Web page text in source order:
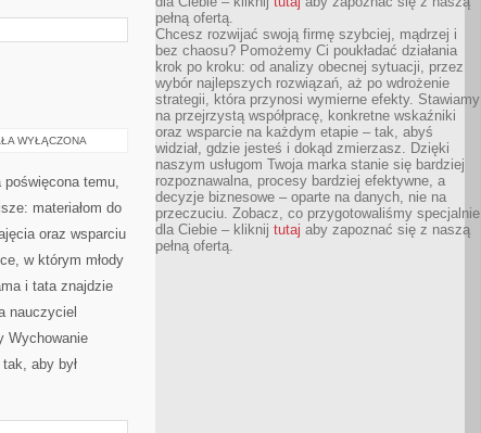
WYŁĄCZONA
temu,
materiałom do
oraz wsparciu
w którym młody
i tata znajdzie
nauczyciel
Wychowanie
aby był
pełną ofertą.
Chcesz rozwijać swoją firmę szybciej, mądrzej i
bez chaosu? Pomożemy Ci poukładać działania
krok po kroku: od analizy obecnej sytuacji, przez
wybór najlepszych rozwiązań, aż po wdrożenie
strategii, która przynosi wymierne efekty. Stawiamy
na przejrzystą współpracę, konkretne wskaźniki
oraz wsparcie na każdym etapie – tak, abyś
widział, gdzie jesteś i dokąd zmierzasz. Dzięki
naszym usługom Twoja marka stanie się bardziej
rozpoznawalna, procesy bardziej efektywne, a
decyzje biznesowe – oparte na danych, nie na
przeczuciu. Zobacz, co przygotowaliśmy specjalnie
dla Ciebie – kliknij tutaj aby zapoznać się z naszą
pełną ofertą.